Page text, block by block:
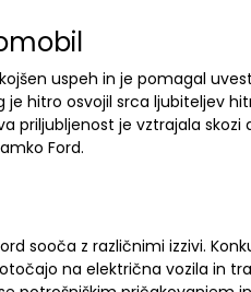
uspeh in je pomagal
je hitro osvojil srca ljubiteljev
priljubljenost je vztrajala skozi
Ford.
sooča z različnimi izzivi.
na električna vozila in